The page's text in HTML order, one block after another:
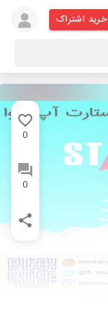
خرید اشتراک
0
0